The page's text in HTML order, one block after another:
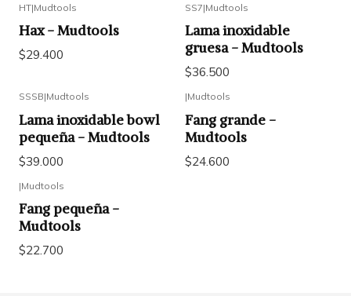
HT|Mudtools
Hax - Mudtools
$29.400
SS7|Mudtools
Lama inoxidable
gruesa - Mudtools
$36.500
SSSB|Mudtools
Lama inoxidable bowl
pequeña - Mudtools
$39.000
|Mudtools
Fang grande -
Mudtools
$24.600
|Mudtools
Fang pequeña -
Mudtools
$22.700